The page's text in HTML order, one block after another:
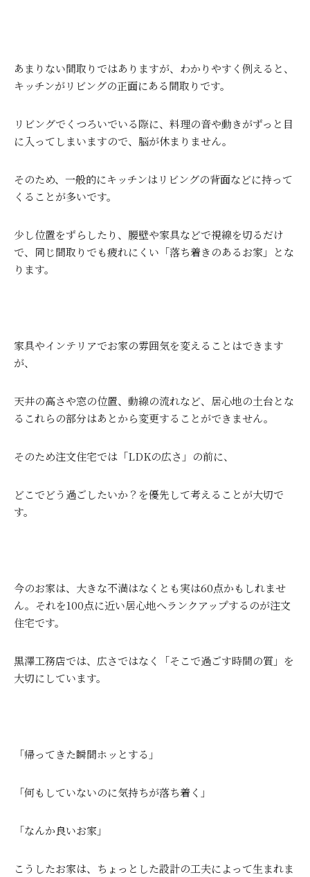
あまりない間取りではありますが、わかりやすく例えると、
キッチンがリビングの正面にある間取りです。
リビングでくつろいでいる際に、料理の音や動きがずっと目
に入ってしまいますので、脳が休まりません。
そのため、一般的にキッチンはリビングの背面などに持って
くることが多いです。
少し位置をずらしたり、腰壁や家具などで視線を切るだけ
で、同じ間取りでも疲れにくい「落ち着きのあるお家」とな
ります。
家具やインテリアでお家の雰囲気を変えることはできます
が、
天井の高さや窓の位置、動線の流れなど、居心地の土台とな
るこれらの部分はあとから変更することができません。
そのため注文住宅では「LDKの広さ」の前に、
どこでどう過ごしたいか？を優先して考えることが大切で
す。
今のお家は、大きな不満はなくとも実は60点かもしれませ
ん。それを100点に近い居心地へランクアップするのが注文
住宅です。
黒澤工務店では、広さではなく「そこで過ごす時間の質」を
大切にしています。
「帰ってきた瞬間ホッとする」
「何もしていないのに気持ちが落ち着く」
「なんか良いお家」
こうしたお家は、ちょっとした設計の工夫によって生まれま